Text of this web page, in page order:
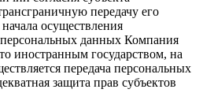
передачу его
осуществления
данных Компания
иностранным государством, на
передача персональных
защита прав субъектов